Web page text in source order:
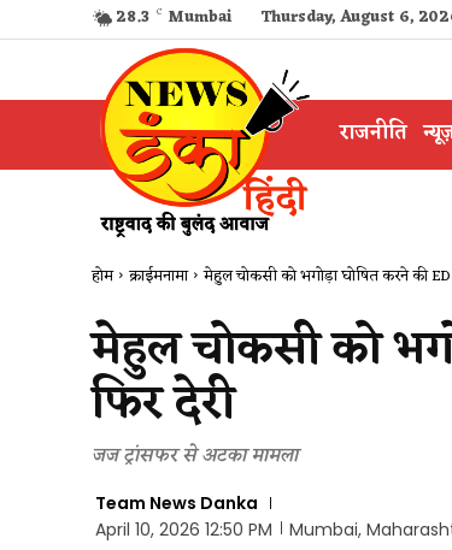
28.3 C Mumbai Thursday, August 6,
राजनीति
होम क्राईमनामा मेहुल चोकसी को भगोड़ा घोषित करने की
मेहुल चोकसी को
फिर देरी
जज ट्रांसफर से अटका मामला
Team News Danka
April 10, 2026 12:50 PM
Mumbai,